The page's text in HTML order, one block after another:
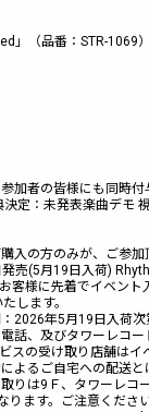
」（品番：STR-1069
加者の皆様にも同時付
定：未発表楽曲デモ
入の方のみが、ご参
売(5月19日入荷)
客様に先着でイベン
します。
2026年5月19日入荷次
話、及びタワーレコ
スの受け取り店舗は
よるご自宅への配送
りは9Ｆ、タワーレコ
ります。ご注意くださ